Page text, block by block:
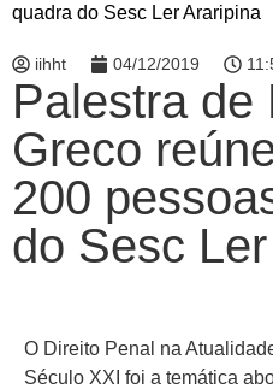
quadra do Sesc Ler Araripina
iihht 04/12/2019
Palestra de
Greco
200
do Sesc
O Direito Penal na
Século XXI foi a temática